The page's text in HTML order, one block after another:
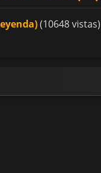
(10648 vistas)